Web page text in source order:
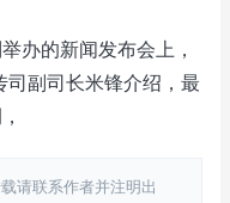
的新闻发布会上，
司副司长米锋介绍，最
请联系作者并注明出